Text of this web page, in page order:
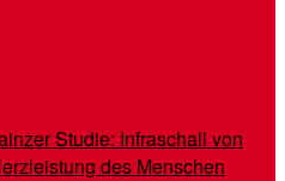
Studie: Infraschall von
des Menschen